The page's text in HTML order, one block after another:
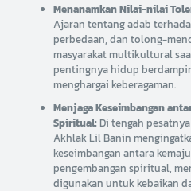
Menanamkan Nilai-nilai
Ajaran tentang adab
perbedaan, dan tolong-
masyarakat multikultural
pentingnya hidup
menghargai keberagaman.
Menjaga Keseimbangan
Spiritual:Di tengah
Akhlak Lil Banin
keseimbangan antara
pengembangan spiritual,
digunakan untuk kebaikan